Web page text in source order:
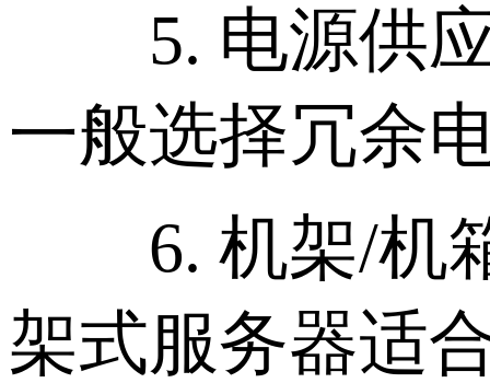
5. 电源供应
一般选择冗余
6. 机架/机箱
架式服务器适